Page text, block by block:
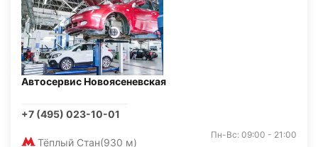
Автосервис Новоясеневская
+7 (495) 023-10-01
Тёплый Стан(930 м)
Пн-Вс: 09:00 - 21:00